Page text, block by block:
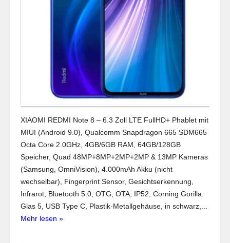
XIAOMI REDMI Note 8 – 6.3 Zoll LTE FullHD+ Phablet mit
MIUI (Android 9.0), Qualcomm Snapdragon 665 SDM665
Octa Core 2.0GHz, 4GB/6GB RAM, 64GB/128GB
Speicher, Quad 48MP+8MP+2MP+2MP & 13MP Kameras
(Samsung, OmniVision), 4.000mAh Akku (nicht
wechselbar), Fingerprint Sensor, Gesichtserkennung,
Infrarot, Bluetooth 5.0, OTG, OTA, IP52, Corning Gorilla
Glas 5, USB Type C, Plastik-Metallgehäuse, in schwarz,...
Mehr lesen »